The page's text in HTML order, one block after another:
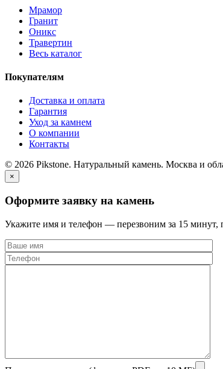
Мрамор
Гранит
Оникс
Травертин
Весь каталог
Покупателям
Доставка и оплата
Гарантия
Уход за камнем
О компании
Контакты
© 2026 Pikstone. Натуральный камень. Москва и
×
Оформите заявку на камень
Укажите имя и телефон — перезвоним за 15 минут,